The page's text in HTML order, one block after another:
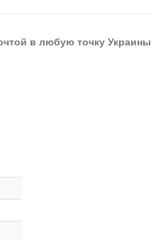
в любую точку Украины